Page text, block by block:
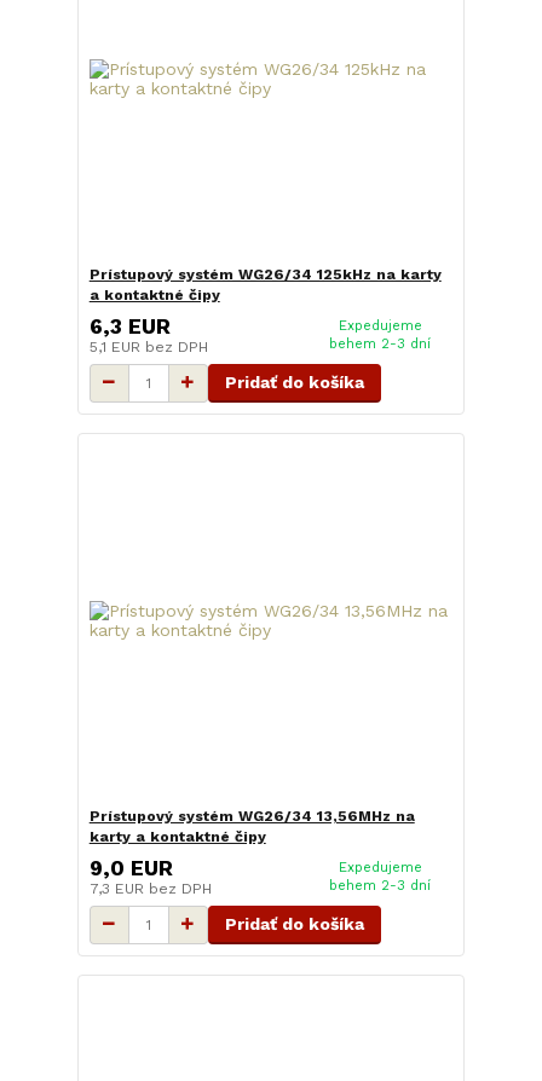
Prístupový systém WG26/34 125kHz na karty
a kontaktné čipy
6,3 EUR
5,1 EUR bez DPH
Expedujeme
behem 2-3 dní
Pridať do košíka
Prístupový systém WG26/34 13,56MHz na
karty a kontaktné čipy
9,0 EUR
7,3 EUR bez DPH
Expedujeme
behem 2-3 dní
Pridať do košíka